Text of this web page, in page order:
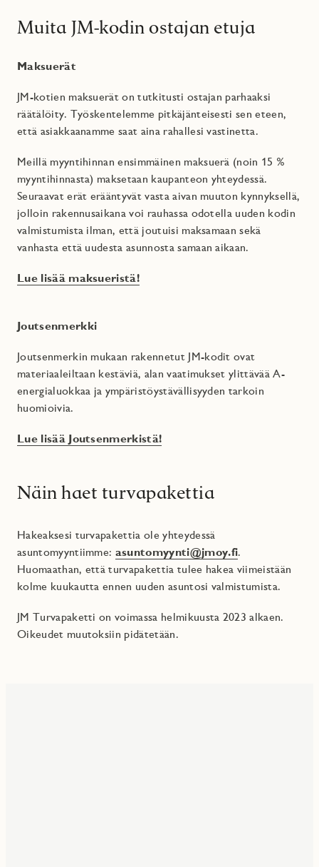
Muita JM-kodin ostajan etuja
Maksuerät
JM-kotien maksuerät on tutkitusti ostajan parhaaksi
räätälöity. Työskentelemme pitkäjänteisesti sen eteen,
että asiakkaanamme saat aina rahallesi vastinetta.
Meillä myyntihinnan ensimmäinen maksuerä (noin 15 %
myyntihinnasta) maksetaan kaupanteon yhteydessä.
Seuraavat erät erääntyvät vasta aivan muuton kynnyksellä,
jolloin rakennusaikana voi rauhassa odotella uuden kodin
valmistumista ilman, että joutuisi maksamaan sekä
vanhasta että uudesta asunnosta samaan aikaan.
Lue lisää maksueristä!
Joutsenmerkki
Joutsenmerkin mukaan rakennetut JM-kodit ovat
materiaaleiltaan kestäviä, alan vaatimukset ylittävää A-
energialuokkaa ja ympäristöystävällisyyden tarkoin
huomioivia.
Lue lisää Joutsenmerkistä!
Näin haet turvapakettia
Hakeaksesi turvapakettia ole yhteydessä
asuntomyyntiimme: asuntomyynti@jmoy.fi.
Huomaathan, että turvapakettia tulee hakea viimeistään
kolme kuukautta ennen uuden asuntosi valmistumista.
JM Turvapaketti on voimassa helmikuusta 2023 alkaen.
Oikeudet muutoksiin pidätetään.